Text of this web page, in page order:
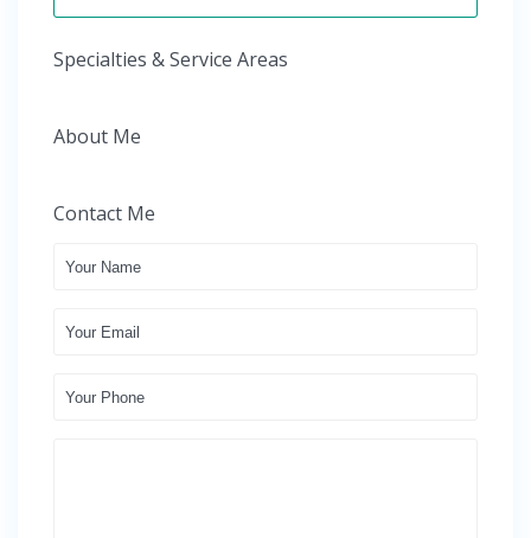
Specialties & Service Areas
About Me
Contact Me